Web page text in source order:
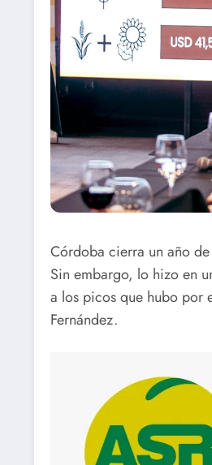
Córdoba cierra un año
Sin embargo, lo hizo en
a los picos que hubo por
Fernández.